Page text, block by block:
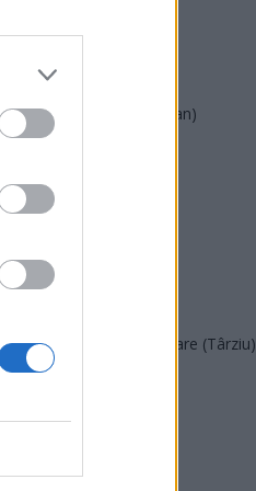
PMP (Tomac)
Forța Dreptei (L. Orban)
SENS
POT (Gavrilă)
Acțiunea Conservatoare (Târziu)
PDF (Lazarus)
PNCR (Terheș)